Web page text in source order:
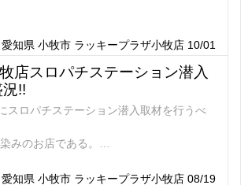
愛知県 小牧市 ラッキープラザ小牧店 10/01
店スロパチステーション潜入
!!
スロパチステーション潜入取材を行うべ
みのお店である。
愛知県 小牧市 ラッキープラザ小牧店 08/19